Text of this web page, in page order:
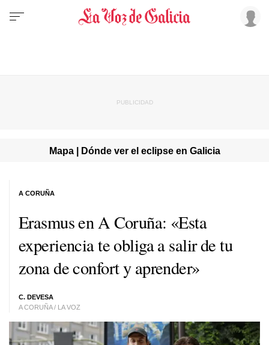
Mapa | Dónde ver el eclipse en Galicia
Erasmus en A Coruña: «Esta
experiencia te obliga a salir de tu
zona de confort y aprender»
C. DEVESA
A CORUÑA / LA VOZ
A CORUÑA